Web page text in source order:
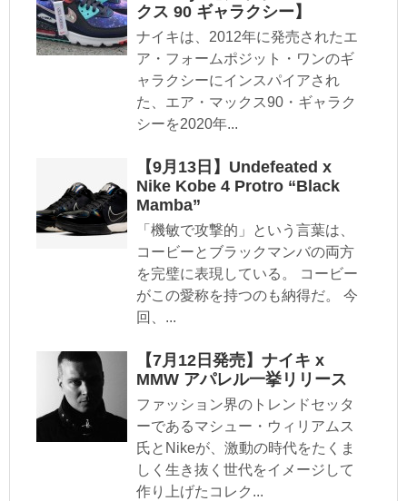
クス 90 ギャラクシー】
ナイキは、2012年に発売されたエ
ア・フォームポジット・ワンのギ
ャラクシーにインスパイアされ
た、エア・マックス90・ギャラク
シーを2020年...
【9月13日】Undefeated x
Nike Kobe 4 Protro “Black
Mamba”
「機敏で攻撃的」という言葉は、
コービーとブラックマンバの両方
を完璧に表現している。 コービー
がこの愛称を持つのも納得だ。 今
回、...
【7月12日発売】ナイキ x
MMW アパレル一挙リリース
ファッション界のトレンドセッタ
ーであるマシュー・ウィリアムス
氏とNikeが、激動の時代をたくま
しく生き抜く世代をイメージして
作り上げたコレク...